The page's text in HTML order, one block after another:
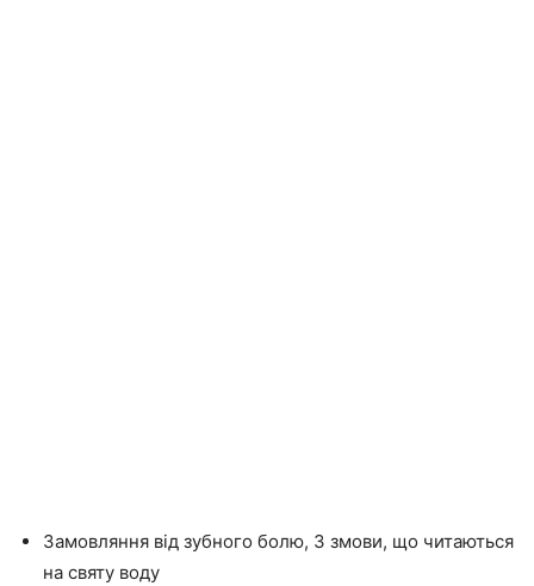
Замовляння від зубного болю, 3 змови, що читаються
на святу воду